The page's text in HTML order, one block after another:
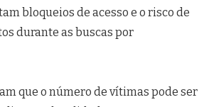
bloqueios de acesso e o risco de
durante as buscas por
que o número de vítimas pode ser